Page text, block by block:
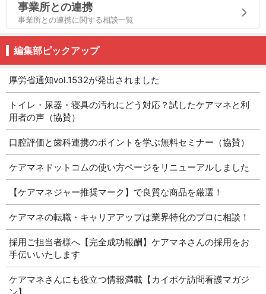
事業所との連携
事業所との連携に関する相談一覧
編集部ピックアップ
厚労省通知vol.1532が発出されました
トイレ・尿器・寝具の汚れにどう対応？試したケアマネと利
用者の声（協賛）
口腔評価と歯科連携のポイントを学ぶ無料セミナー（協賛）
ケアマネドットコムの使い方ページをリニューアルしました
【ケアマネジャー推奨マーク】で良質な商品を厳選！
ケアマネの転職・キャリアアップは業界特化のプロに相談！
採用ご担当者様へ【完全成功報酬】ケアマネさんの採用をお
手伝いいたします
ケアマネさんにも役立つ情報満載【カイポケ訪問看護マガジ
ン】